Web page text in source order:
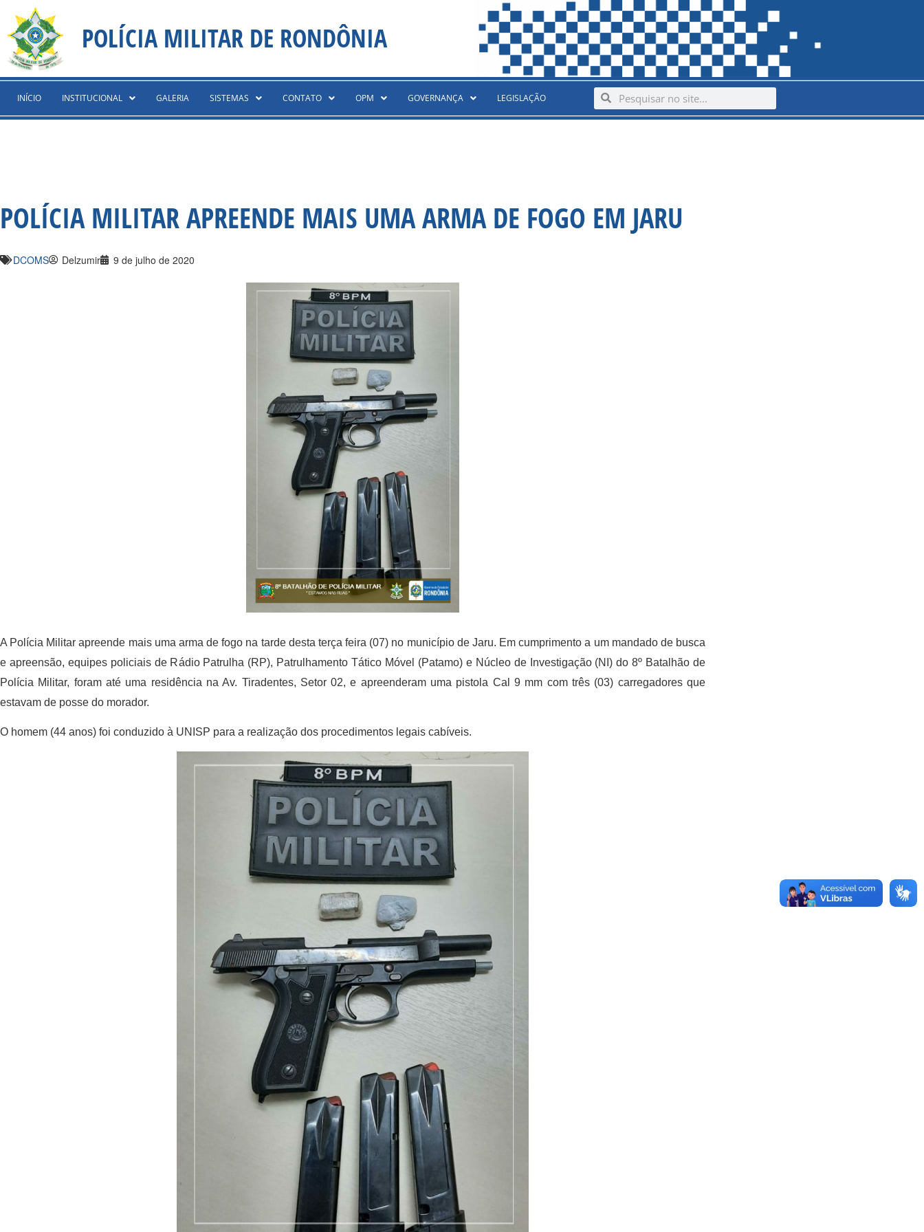
content
para
conteúdo
POLÍCIA MILITAR DE RONDÔNIA
INÍCIO INSTITUCIONAL GALERIA SISTEMAS CONTATO OPM GOVERNANÇA LEGISLAÇÃO SearchSearch
POLÍCIA MILITAR APREENDE MAIS UMA ARMA DE FOGO EM JARU
DCOMS Delzumir 9 de julho de 2020
A Polícia Militar apreende mais uma arma de fogo na tarde desta terça feira (07) no município de Jaru. Em cumprimento a um mandado de busca
e apreensão, equipes policiais de Rádio Patrulha (RP), Patrulhamento Tático Móvel (Patamo) e Núcleo de Investigação (NI) do 8º Batalhão de
Polícia Militar, foram até uma residência na Av. Tiradentes, Setor 02, e apreenderam uma pistola Cal 9 mm com três (03) carregadores que
estavam de posse do morador.
O homem (44 anos) foi conduzido à UNISP para a realização dos procedimentos legais cabíveis.